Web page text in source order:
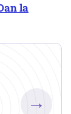
la
→